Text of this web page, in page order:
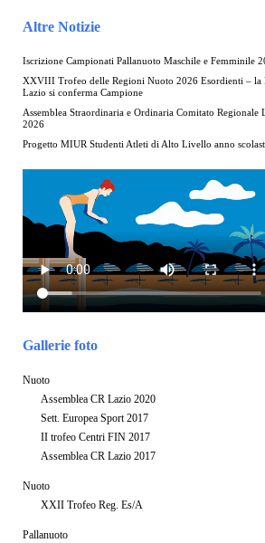
Altre Notizie
Iscrizione Campionati Pallanuoto Maschile e Femminile
XXVIII Trofeo delle Regioni Nuoto 2026 Esordienti – la
Lazio si conferma Campione
Assemblea Straordinaria e Ordinaria Comitato
2026
Progetto MIUR Studenti Atleti di Alto Livello anno
Gallerie foto
Nuoto
Assemblea CR Lazio 2020
Sett. Europea Sport 2017
II trofeo Centri FIN 2017
Assemblea CR Lazio 2017
Nuoto
XXII Trofeo Reg. Es/A
Pallanuoto